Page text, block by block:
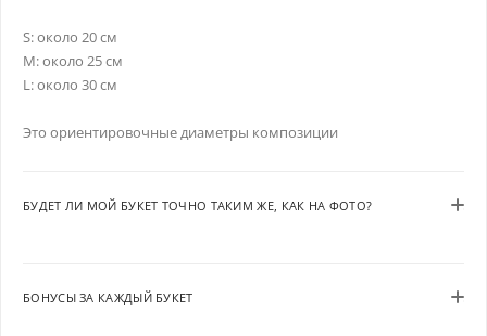
S: около 20 см
M: около 25 см
L: около 30 см
Это ориентировочные диаметры композиции
БУДЕТ ЛИ МОЙ БУКЕТ ТОЧНО ТАКИМ ЖЕ, КАК НА ФОТО?
БОНУСЫ ЗА КАЖДЫЙ БУКЕТ